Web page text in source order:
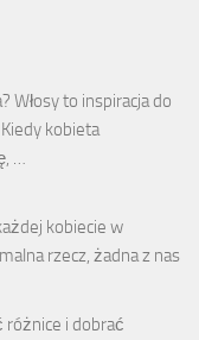
Włosy to inspiracja do
kobieta
…
kobiecie w
rzecz, żadna z nas
różnice i dobrać